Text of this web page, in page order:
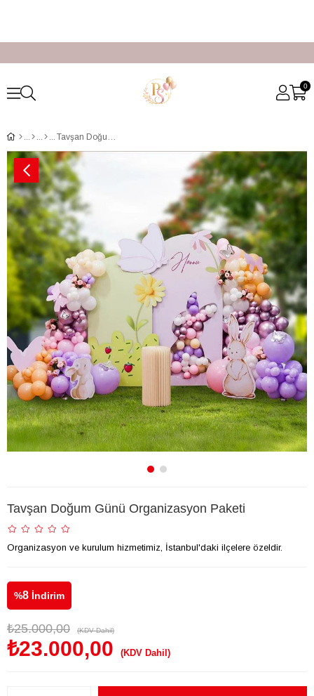
0
Tavşan Doğum Günü Organizasyon Paketi
Tavşan Doğum Günü Organizasyon Paketi
Organizasyon ve kurulum hizmetimiz, İstanbul'daki ilçelere özeldir.
%8 İndirim
₺25.000,00 (KDV Dahil)
₺23.000,00 (KDV Dahil)